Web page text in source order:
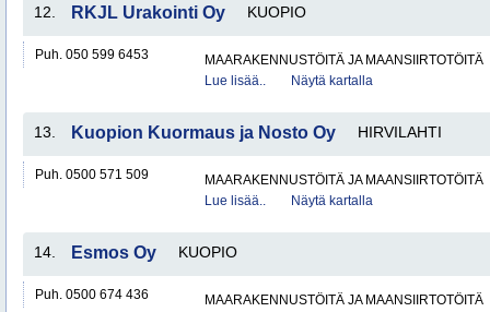
12. RKJL Urakointi Oy KUOPIO
Puh. 050 599 6453
MAARAKENNUSTÖITÄ JA MAANSIIRTOTÖITÄ
Lue lisää..
Näytä kartalla
13. Kuopion Kuormaus ja Nosto Oy HIRVILAHTI
Puh. 0500 571 509
MAARAKENNUSTÖITÄ JA MAANSIIRTOTÖITÄ
Lue lisää..
Näytä kartalla
14. Esmos Oy KUOPIO
Puh. 0500 674 436
MAARAKENNUSTÖITÄ JA MAANSIIRTOTÖITÄ